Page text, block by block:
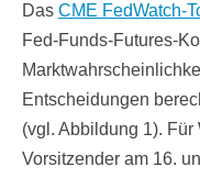
Das CME FedWatch-
Fed-Funds-Futures-
Entscheidungen
(vgl. Abbildung 1). Für
Vorsitzender am 16.